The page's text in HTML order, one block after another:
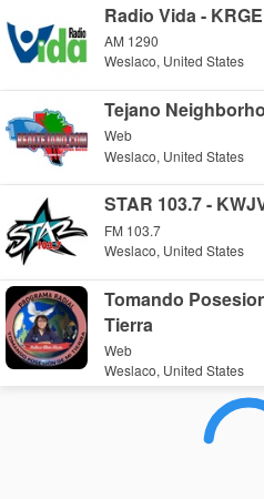
Radio Vida - KRGE
AM 1290
Weslaco, United States
Tejano
Web
Weslaco, United States
STAR 103.7 -
FM 103.7
Weslaco, United States
Tomando
Tierra
Web
Weslaco, United States